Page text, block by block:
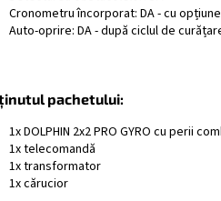
Cronometru încorporat: DA - cu
Auto-oprire: DA - după ciclul de
pachetului:
1x DOLPHIN 2x2 PRO GYRO cu perii
1x telecomandă
1x transformator
1x cărucior